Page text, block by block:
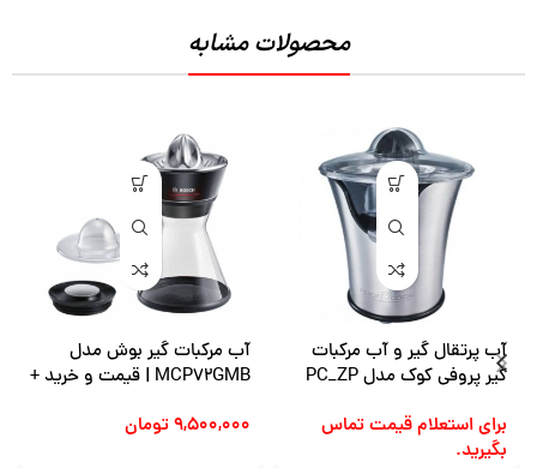
محصولات مشابه
آب پرتقال گیر و آب مرکبات
گیر پروفی کوک مدل PC_ZP
برای استعلام قیمت تماس
بگیرید.
آب مرکبات گیر بوش مدل
MCP72GMB | قیمت و خرید +
۹,۵۰۰,۰۰۰تومان